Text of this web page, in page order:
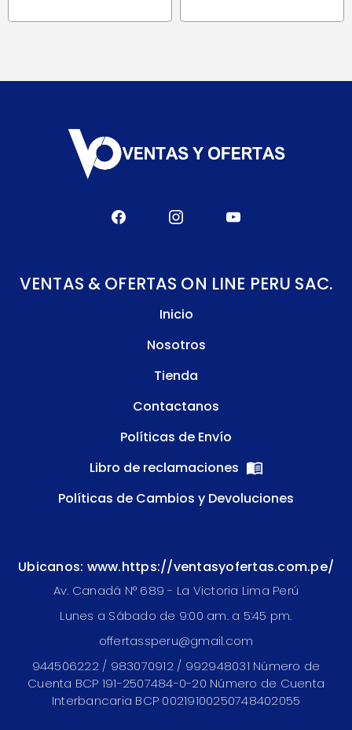
VENTAS & OFERTAS ON LINE PERU SAC.
Inicio
Nosotros
Tienda
Contactanos
Políticas de Envío
Libro de reclamaciones
Políticas de Cambios y Devoluciones
Ubicanos: www.https://ventasyofertas.com.pe/
Av. Canadá N° 689 - La Victoria Lima Perú
Lunes a Sábado de 9:00 am. a 5:45 pm.
offertassperu@gmail.com
944506222 / 983070912 / 992948031 Número de
Cuenta BCP 191-2507484-0-20 Número de Cuenta
Interbancaria BCP 00219100250748402055